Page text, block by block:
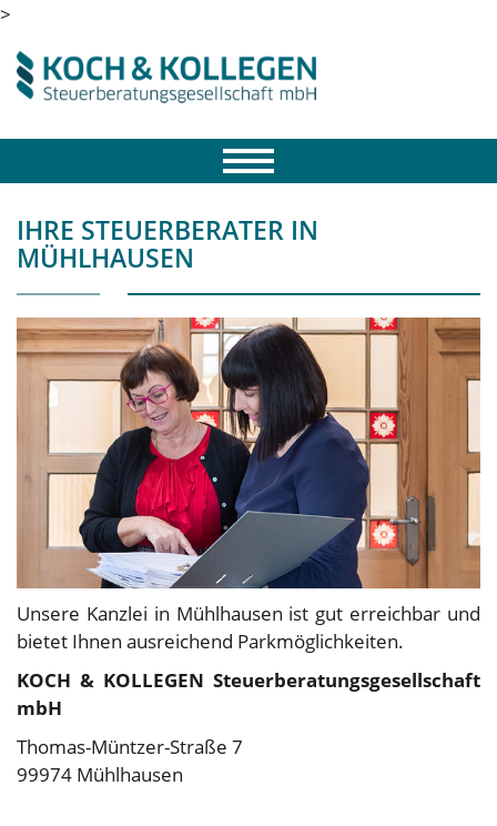
>
IHRE STEUERBERATER IN
MÜHLHAUSEN
Unsere Kanzlei in Mühlhausen ist gut erreichbar und
bietet Ihnen ausreichend Parkmöglichkeiten.
KOCH & KOLLEGEN Steuerberatungsgesellschaft
mbH
Thomas-Müntzer-Straße 7
99974 Mühlhausen